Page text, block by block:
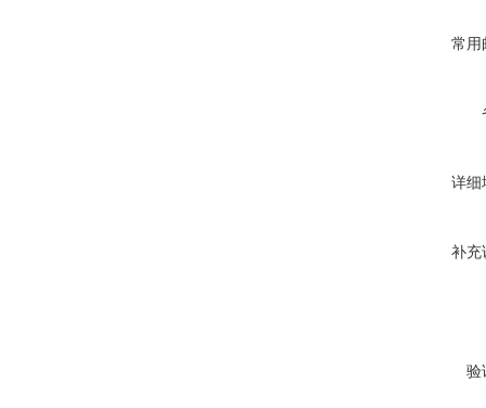
常用
详细
补充
验